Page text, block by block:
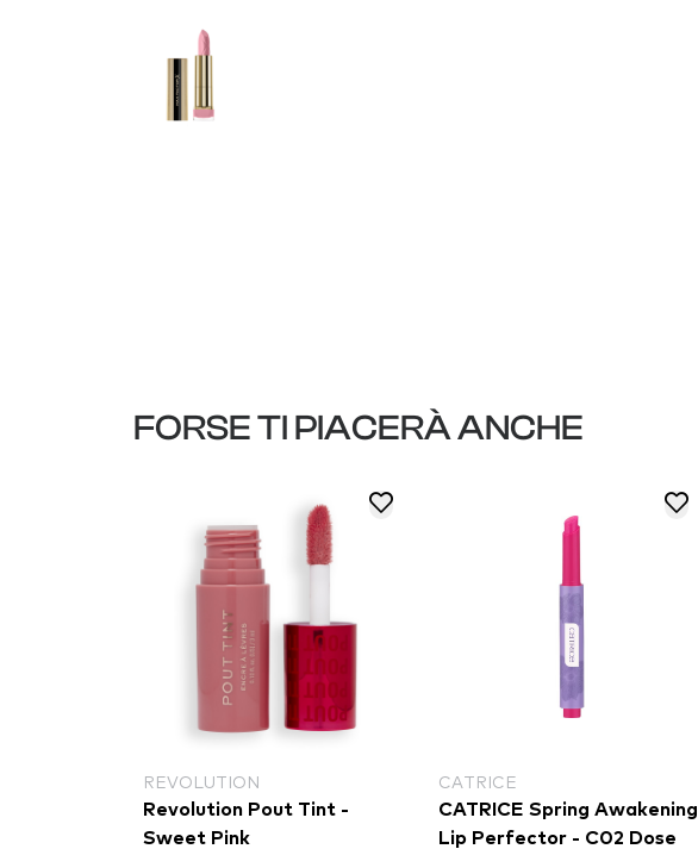
FORSE TI PIACERÀ ANCHE
REVOLUTION
Revolution Pout Tint -
Sweet Pink
CATRICE
CATRICE Spring Awakening
Lip Perfector - C02 Dose